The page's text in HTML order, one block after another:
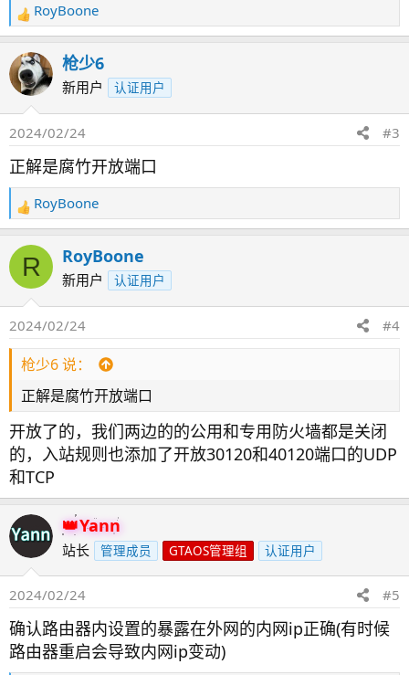
反
馈
：
RoyBoone
枪少6
新用户 认证用户
2024/02/24 #3
正解是腐竹开放端口
反
馈
：
RoyBoone
R RoyBoone
新用户 认证用户
2024/02/24 #4
枪少6 说：
正解是腐竹开放端口
开放了的，我们两边的的公用和专用防火墙都是关闭
的，入站规则也添加了开放30120和40120端口的UDP
和TCP
Yann
站长 管理成员 GTAOS管理组 认证用户
2024/02/24 #5
确认路由器内设置的暴露在外网的内网ip正确(有时候
路由器重启会导致内网ip变动)